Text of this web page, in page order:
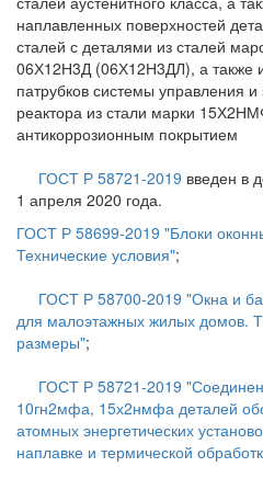
наплавленных поверхностей
сталей с деталями из сталей
06Х12Н3Д (06Х12Н3ДЛ), а также
патрубков системы управления
реактора из стали марки
антикоррозионным покрытием
ГОСТ Р 58721-2019 введен в
1 апреля 2020 года.
ГОСТ Р 58699-2019 "Блоки
Технические условия";
ГОСТ Р 58700-2019 "Окна и
для малоэтажных жилых домов.
размеры";
ГОСТ Р 58721-2019
10гн2мфа, 15х2нмфа деталей
атомных энергетических
наплавке и термической